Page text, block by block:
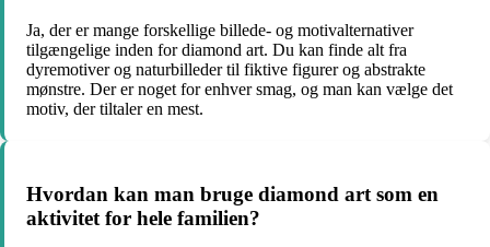
Ja, der er mange forskellige billede- og motivalternativer
tilgængelige inden for diamond art. Du kan finde alt fra
dyremotiver og naturbilleder til fiktive figurer og abstrakte
mønstre. Der er noget for enhver smag, og man kan vælge det
motiv, der tiltaler en mest.
Hvordan kan man bruge diamond art som en
aktivitet for hele familien?